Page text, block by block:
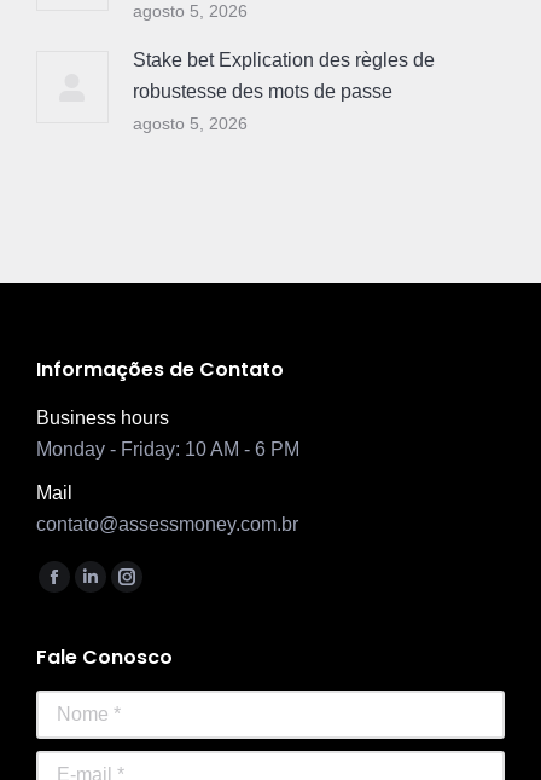
agosto 5, 2026
Stake bet Explication des règles de
robustesse des mots de passe
agosto 5, 2026
Informações de Contato
Business hours
Monday - Friday: 10 AM - 6 PM
Mail
contato@assessmoney.com.br
Encontre-nos em:
Facebook
opens
new
window
Linkedin
opens
new
window
Instagram
opens
window
Fale Conosco
Nome *
E-mail *